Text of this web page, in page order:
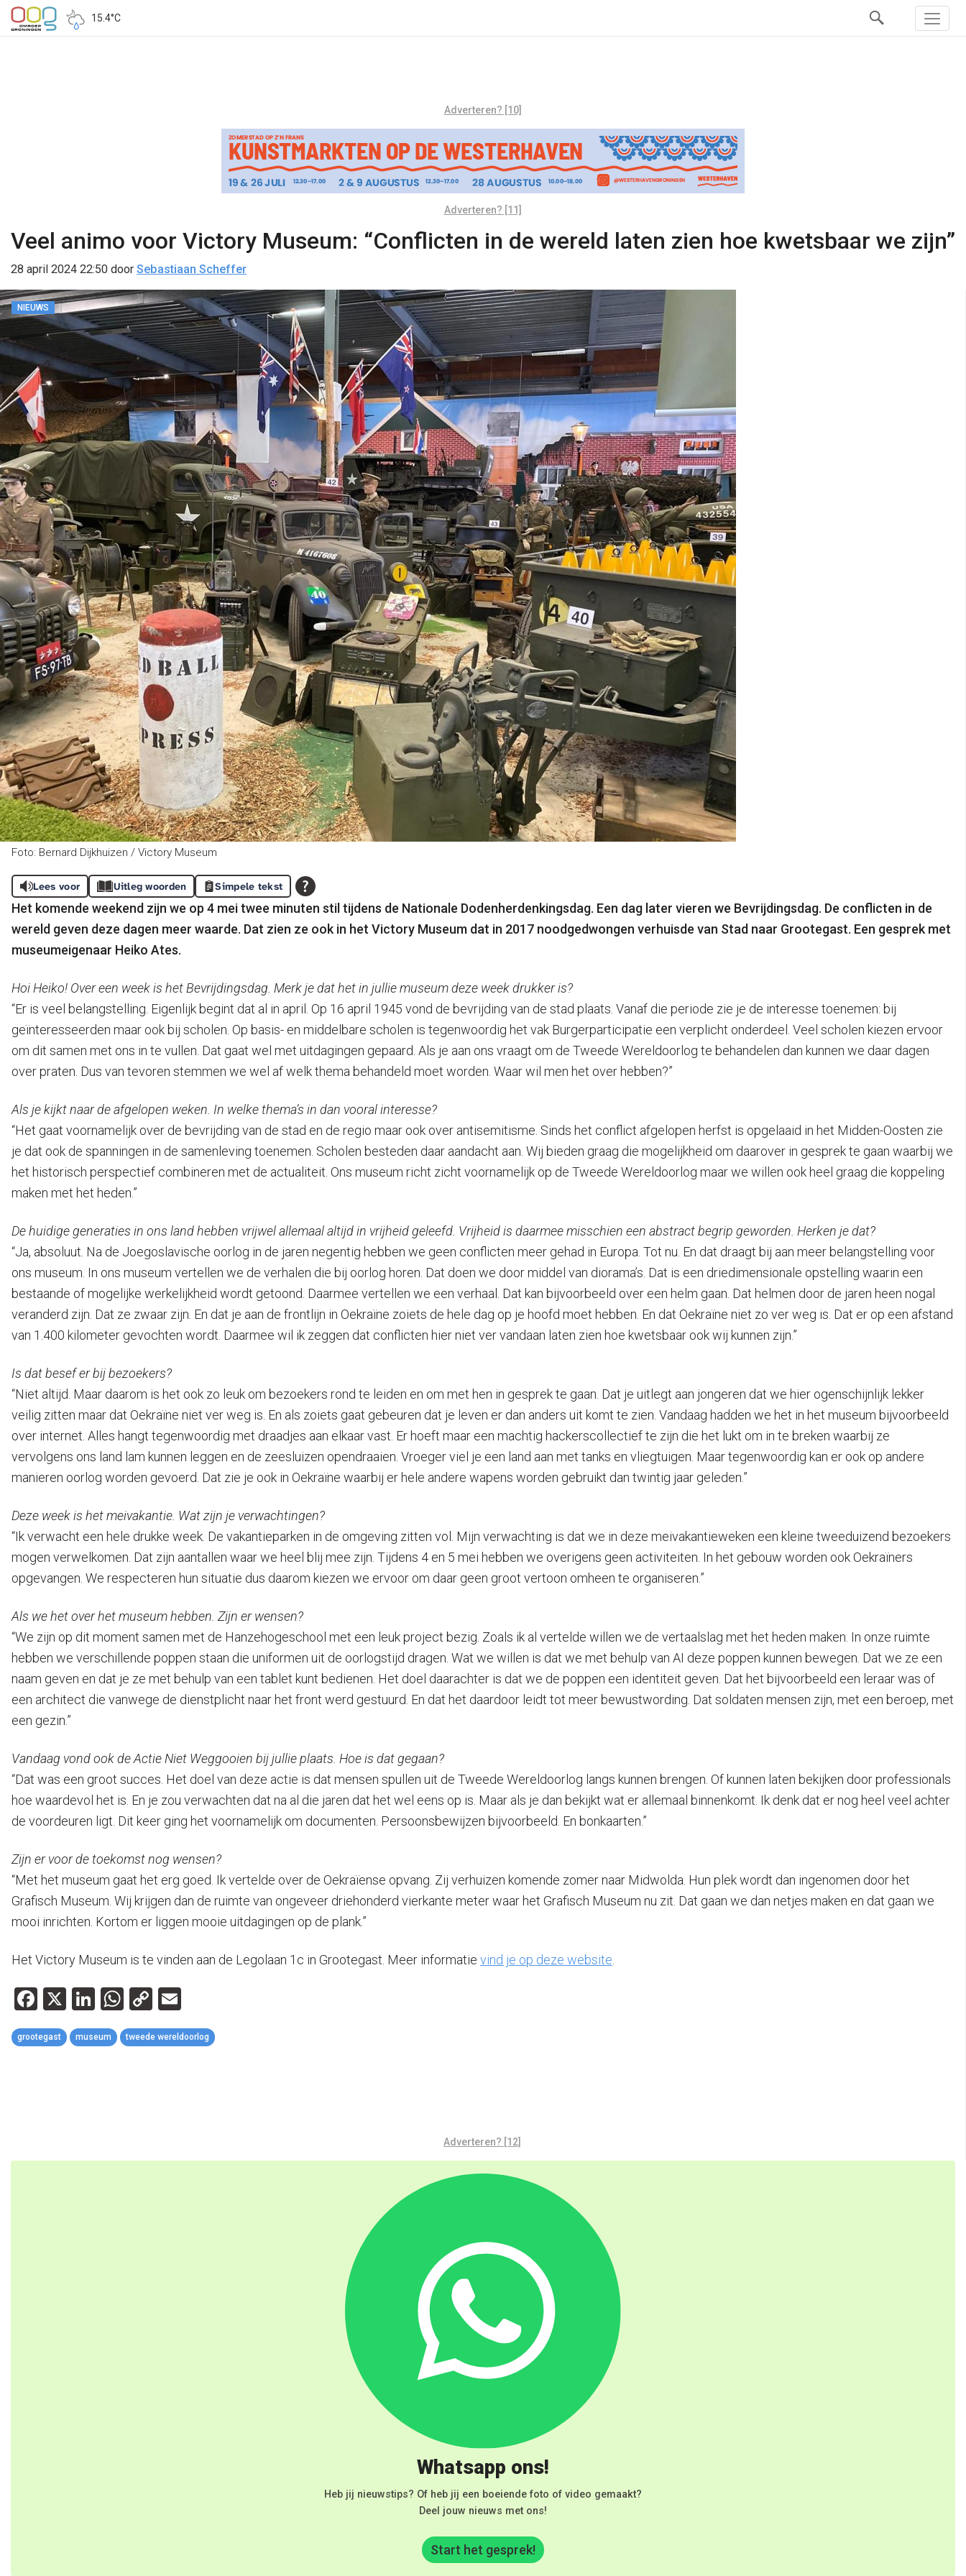
15.4°C
Adverteren? [10]
Adverteren? [11]
Veel animo voor Victory Museum: “Conflicten in de wereld laten zien hoe kwetsbaar we zijn”
28 april 2024 22:50 door Sebastiaan Scheffer
NIEUWS
Foto: Bernard Dijkhuizen / Victory Museum
Lees voor Uitleg woorden Simpele tekst
Het komende weekend zijn we op 4 mei twee minuten stil tijdens de Nationale Dodenherdenkingsdag. Een dag later vieren we Bevrijdingsdag. De conflicten in de
wereld geven deze dagen meer waarde. Dat zien ze ook in het Victory Museum dat in 2017 noodgedwongen verhuisde van Stad naar Grootegast. Een gesprek met
museumeigenaar Heiko Ates.
Hoi Heiko! Over een week is het Bevrijdingsdag. Merk je dat het in jullie museum deze week drukker is?
“Er is veel belangstelling. Eigenlijk begint dat al in april. Op 16 april 1945 vond de bevrijding van de stad plaats. Vanaf die periode zie je de interesse toenemen: bij
geïnteresseerden maar ook bij scholen. Op basis- en middelbare scholen is tegenwoordig het vak Burgerparticipatie een verplicht onderdeel. Veel scholen kiezen ervoor
om dit samen met ons in te vullen. Dat gaat wel met uitdagingen gepaard. Als je aan ons vraagt om de Tweede Wereldoorlog te behandelen dan kunnen we daar dagen
over praten. Dus van tevoren stemmen we wel af welk thema behandeld moet worden. Waar wil men het over hebben?”
Als je kijkt naar de afgelopen weken. In welke thema’s in dan vooral interesse?
“Het gaat voornamelijk over de bevrijding van de stad en de regio maar ook over antisemitisme. Sinds het conflict afgelopen herfst is opgelaaid in het Midden-Oosten zie
je dat ook de spanningen in de samenleving toenemen. Scholen besteden daar aandacht aan. Wij bieden graag die mogelijkheid om daarover in gesprek te gaan waarbij we
het historisch perspectief combineren met de actualiteit. Ons museum richt zicht voornamelijk op de Tweede Wereldoorlog maar we willen ook heel graag die koppeling
maken met het heden.”
De huidige generaties in ons land hebben vrijwel allemaal altijd in vrijheid geleefd. Vrijheid is daarmee misschien een abstract begrip geworden. Herken je dat?
“Ja, absoluut. Na de Joegoslavische oorlog in de jaren negentig hebben we geen conflicten meer gehad in Europa. Tot nu. En dat draagt bij aan meer belangstelling voor
ons museum. In ons museum vertellen we de verhalen die bij oorlog horen. Dat doen we door middel van diorama’s. Dat is een driedimensionale opstelling waarin een
bestaande of mogelijke werkelijkheid wordt getoond. Daarmee vertellen we een verhaal. Dat kan bijvoorbeeld over een helm gaan. Dat helmen door de jaren heen nogal
veranderd zijn. Dat ze zwaar zijn. En dat je aan de frontlijn in Oekraïne zoiets de hele dag op je hoofd moet hebben. En dat Oekraïne niet zo ver weg is. Dat er op een afstand
van 1.400 kilometer gevochten wordt. Daarmee wil ik zeggen dat conflicten hier niet ver vandaan laten zien hoe kwetsbaar ook wij kunnen zijn.”
Is dat besef er bij bezoekers?
“Niet altijd. Maar daarom is het ook zo leuk om bezoekers rond te leiden en om met hen in gesprek te gaan. Dat je uitlegt aan jongeren dat we hier ogenschijnlijk lekker
veilig zitten maar dat Oekraïne niet ver weg is. En als zoiets gaat gebeuren dat je leven er dan anders uit komt te zien. Vandaag hadden we het in het museum bijvoorbeeld
over internet. Alles hangt tegenwoordig met draadjes aan elkaar vast. Er hoeft maar een machtig hackerscollectief te zijn die het lukt om in te breken waarbij ze
vervolgens ons land lam kunnen leggen en de zeesluizen opendraaien. Vroeger viel je een land aan met tanks en vliegtuigen. Maar tegenwoordig kan er ook op andere
manieren oorlog worden gevoerd. Dat zie je ook in Oekraïne waarbij er hele andere wapens worden gebruikt dan twintig jaar geleden.”
Deze week is het meivakantie. Wat zijn je verwachtingen?
“Ik verwacht een hele drukke week. De vakantieparken in de omgeving zitten vol. Mijn verwachting is dat we in deze meivakantieweken een kleine tweeduizend bezoekers
mogen verwelkomen. Dat zijn aantallen waar we heel blij mee zijn. Tijdens 4 en 5 mei hebben we overigens geen activiteiten. In het gebouw worden ook Oekraïners
opgevangen. We respecteren hun situatie dus daarom kiezen we ervoor om daar geen groot vertoon omheen te organiseren.”
Als we het over het museum hebben. Zijn er wensen?
“We zijn op dit moment samen met de Hanzehogeschool met een leuk project bezig. Zoals ik al vertelde willen we de vertaalslag met het heden maken. In onze ruimte
hebben we verschillende poppen staan die uniformen uit de oorlogstijd dragen. Wat we willen is dat we met behulp van AI deze poppen kunnen bewegen. Dat we ze een
naam geven en dat je ze met behulp van een tablet kunt bedienen. Het doel daarachter is dat we de poppen een identiteit geven. Dat het bijvoorbeeld een leraar was of
een architect die vanwege de dienstplicht naar het front werd gestuurd. En dat het daardoor leidt tot meer bewustwording. Dat soldaten mensen zijn, met een beroep, met
een gezin.”
Vandaag vond ook de Actie Niet Weggooien bij jullie plaats. Hoe is dat gegaan?
“Dat was een groot succes. Het doel van deze actie is dat mensen spullen uit de Tweede Wereldoorlog langs kunnen brengen. Of kunnen laten bekijken door professionals
hoe waardevol het is. En je zou verwachten dat na al die jaren dat het wel eens op is. Maar als je dan bekijkt wat er allemaal binnenkomt. Ik denk dat er nog heel veel achter
de voordeuren ligt. Dit keer ging het voornamelijk om documenten. Persoonsbewijzen bijvoorbeeld. En bonkaarten.”
Zijn er voor de toekomst nog wensen?
“Met het museum gaat het erg goed. Ik vertelde over de Oekraïense opvang. Zij verhuizen komende zomer naar Midwolda. Hun plek wordt dan ingenomen door het
Grafisch Museum. Wij krijgen dan de ruimte van ongeveer driehonderd vierkante meter waar het Grafisch Museum nu zit. Dat gaan we dan netjes maken en dat gaan we
mooi inrichten. Kortom er liggen mooie uitdagingen op de plank.”
Het Victory Museum is te vinden aan de Legolaan 1c in Grootegast. Meer informatie vind je op deze website
Facebook
X LinkedIn
WhatsApp
Copy
Link
grootegast museum tweede wereldoorlog
Adverteren? [12]
Whatsapp ons!
Heb jij nieuwstips? Of heb jij een boeiende foto of video gemaakt?
Deel jouw nieuws met ons!
Start het gesprek!